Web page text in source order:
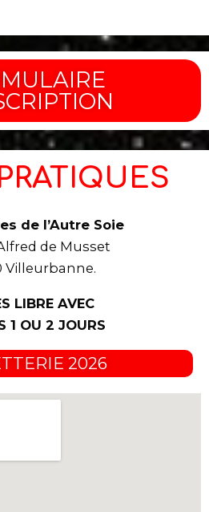
de l’Autre Soie
de Musset
Villeurbanne.
LIBRE AVEC
1 OU 2 JOURS
2026